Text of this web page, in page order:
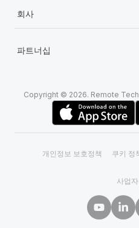
회사
파트너십
Copyright © 2026. Remote
개인정보 보호정책 쿠키 정
사업